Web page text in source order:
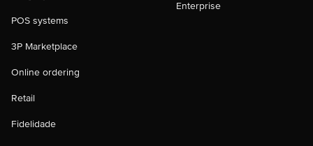
POS systems
3P Marketplace
Online ordering
Retail
Fidelidade
Enterprise